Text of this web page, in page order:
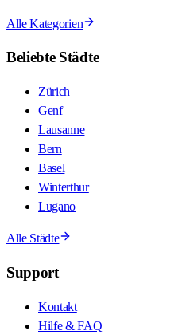
Alle Kategorien
Beliebte Städte
Zürich
Genf
Lausanne
Bern
Basel
Winterthur
Lugano
Alle Städte
Support
Kontakt
Hilfe & FAQ